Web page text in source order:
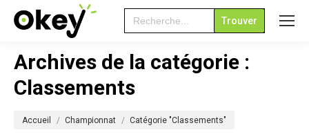
Search
for:
Archives de la catégorie :
Classements
Accueil Championnat Catégorie "Classements"